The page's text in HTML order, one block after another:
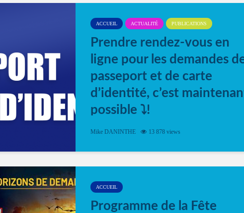
ACCUEIL ACTUALITÉ PUBLICATIONS
Prendre rendez-vous en
ligne pour les demandes
passeport et de carte
d’identité, c’est
possible ⤵️!
Désormais, il est possible de prendre rendez-
Mike DANINTHE 13 878 views
ACCUEIL
Programme de la Fête